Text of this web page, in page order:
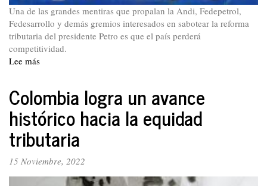
Una de las grandes mentiras que propalan la Andi, Fedepetrol,
Fedesarrollo y demás gremios interesados en sabotear la reforma
tributaria del presidente Petro es que el país perderá
competitividad.
Lee más
empeorará
su
competitividad
por
culpa
de
la
Colombia logra un avance
histórico hacia la equidad
tributaria
15 Noviembre, 2022